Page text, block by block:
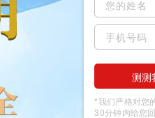
测测
*我们严格对您
30分钟内给您